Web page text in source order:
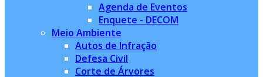
Agenda de Eventos
Enquete - DECOM
Meio Ambiente
Autos de Infração
Defesa Civil
Corte de Árvores